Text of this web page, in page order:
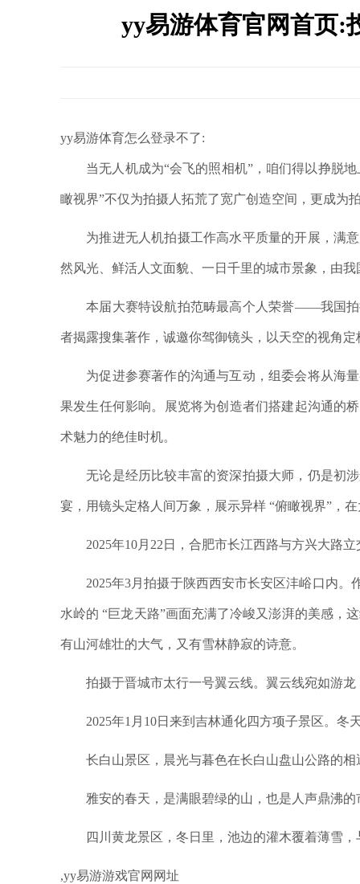
yy易游体育官网首页:
yy易游体育怎么登录不了:
当无人机成为“会飞的照相机”，咱们得以挣脱地
瞰视界”不仅为拍摄人拓荒了宽广创造空间，更成为
为推进无人机拍摄工作高水平质量的开展，满意
然风光、鲜活人文面貌、一日千里的城市景象，由
本届大赛特设航拍范畴最高个人荣誉——我国拍
者揭露搜集著作，诚邀你驾御镜头，以天空的视角
为促进参赛著作的沟通与互动，组委会将从海量
果发生任何影响。展览将为创造者们搭建起沟通的
术魅力的绝佳时机。
无论是经历比较丰富的资深拍摄大师，仍是初涉
宴，用镜头定格人间万象，展示异样 “俯瞰视界”，
2025年10月22日，合肥市长江西路与方兴大路立
2025年3月拍摄于陕西西安市长安区沣峪口内。
水岭的 “巨龙天路”画面充满了冷峻又澎湃的美感，
有山河雄壮的大气，又有雪林静寂的诗意。
拍摄于晋城市太行一号翼云线。翼云线宛如游龙
2025年1月10日来到吉林通化四方项子景区。冬
长白山景区，晨光与暮色在长白山盘山公路的相
雅安的春天，是满眼碧绿的山，也是人声鼎沸的
四川黄龙景区，冬日里，池边的灌木覆着薄雪，
,yy易游游戏官网网址